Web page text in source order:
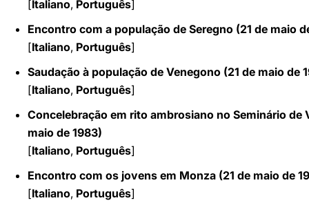
[Italiano, Português]
Encontro com a população de Seregno (21 de maio
[Italiano, Português]
Saudação à população de Venegono (21 de maio de
[Italiano, Português]
Concelebração em rito ambrosiano no Seminário de
maio de 1983)
[Italiano, Português]
Encontro com os jovens em Monza (21 de maio de
[Italiano, Português]